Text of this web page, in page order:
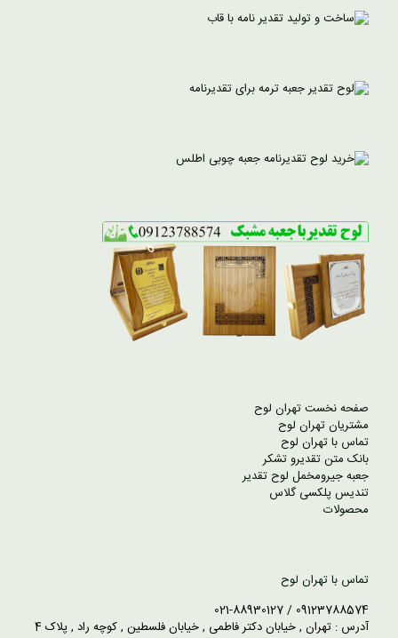
صفحه نخست تهران لوح
مشتریان تهران لوح
تماس با تهران لوح
بانک متن تقدیرو تشکر
جعبه جیرومخمل لوح تقدیر
تندیس پلکسی گلاس
محصولات
تماس با تهران لوح
09123788574 / 021-88930127
آدرس : تهران , خیابان دکتر فاطمی , خیابان فلسطین , کوچه راد , پلاک 4